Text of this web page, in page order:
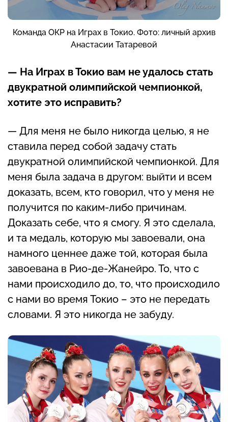
Команда ОКР на Играх в Токио. Фото: личный архив
Анастасии Татаревой
— На Играх в Токио вам не удалось стать
двукратной олимпийской чемпионкой,
хотите это исправить?
— Для меня не было никогда целью, я не
ставила перед собой задачу стать
двукратной олимпийской чемпионкой. Для
меня была задача в другом: выйти и всем
доказать, всем, кто говорил, что у меня не
получится по каким-либо причинам.
Доказать себе, что я смогу. Я это сделала,
и та медаль, которую мы завоевали, она
намного ценнее даже той, которая была
завоевана в Рио-де-Жанейро. То, что с
нами происходило до, то, что происходило
с нами во время Токио – это не передать
словами. Я это никогда не забуду.